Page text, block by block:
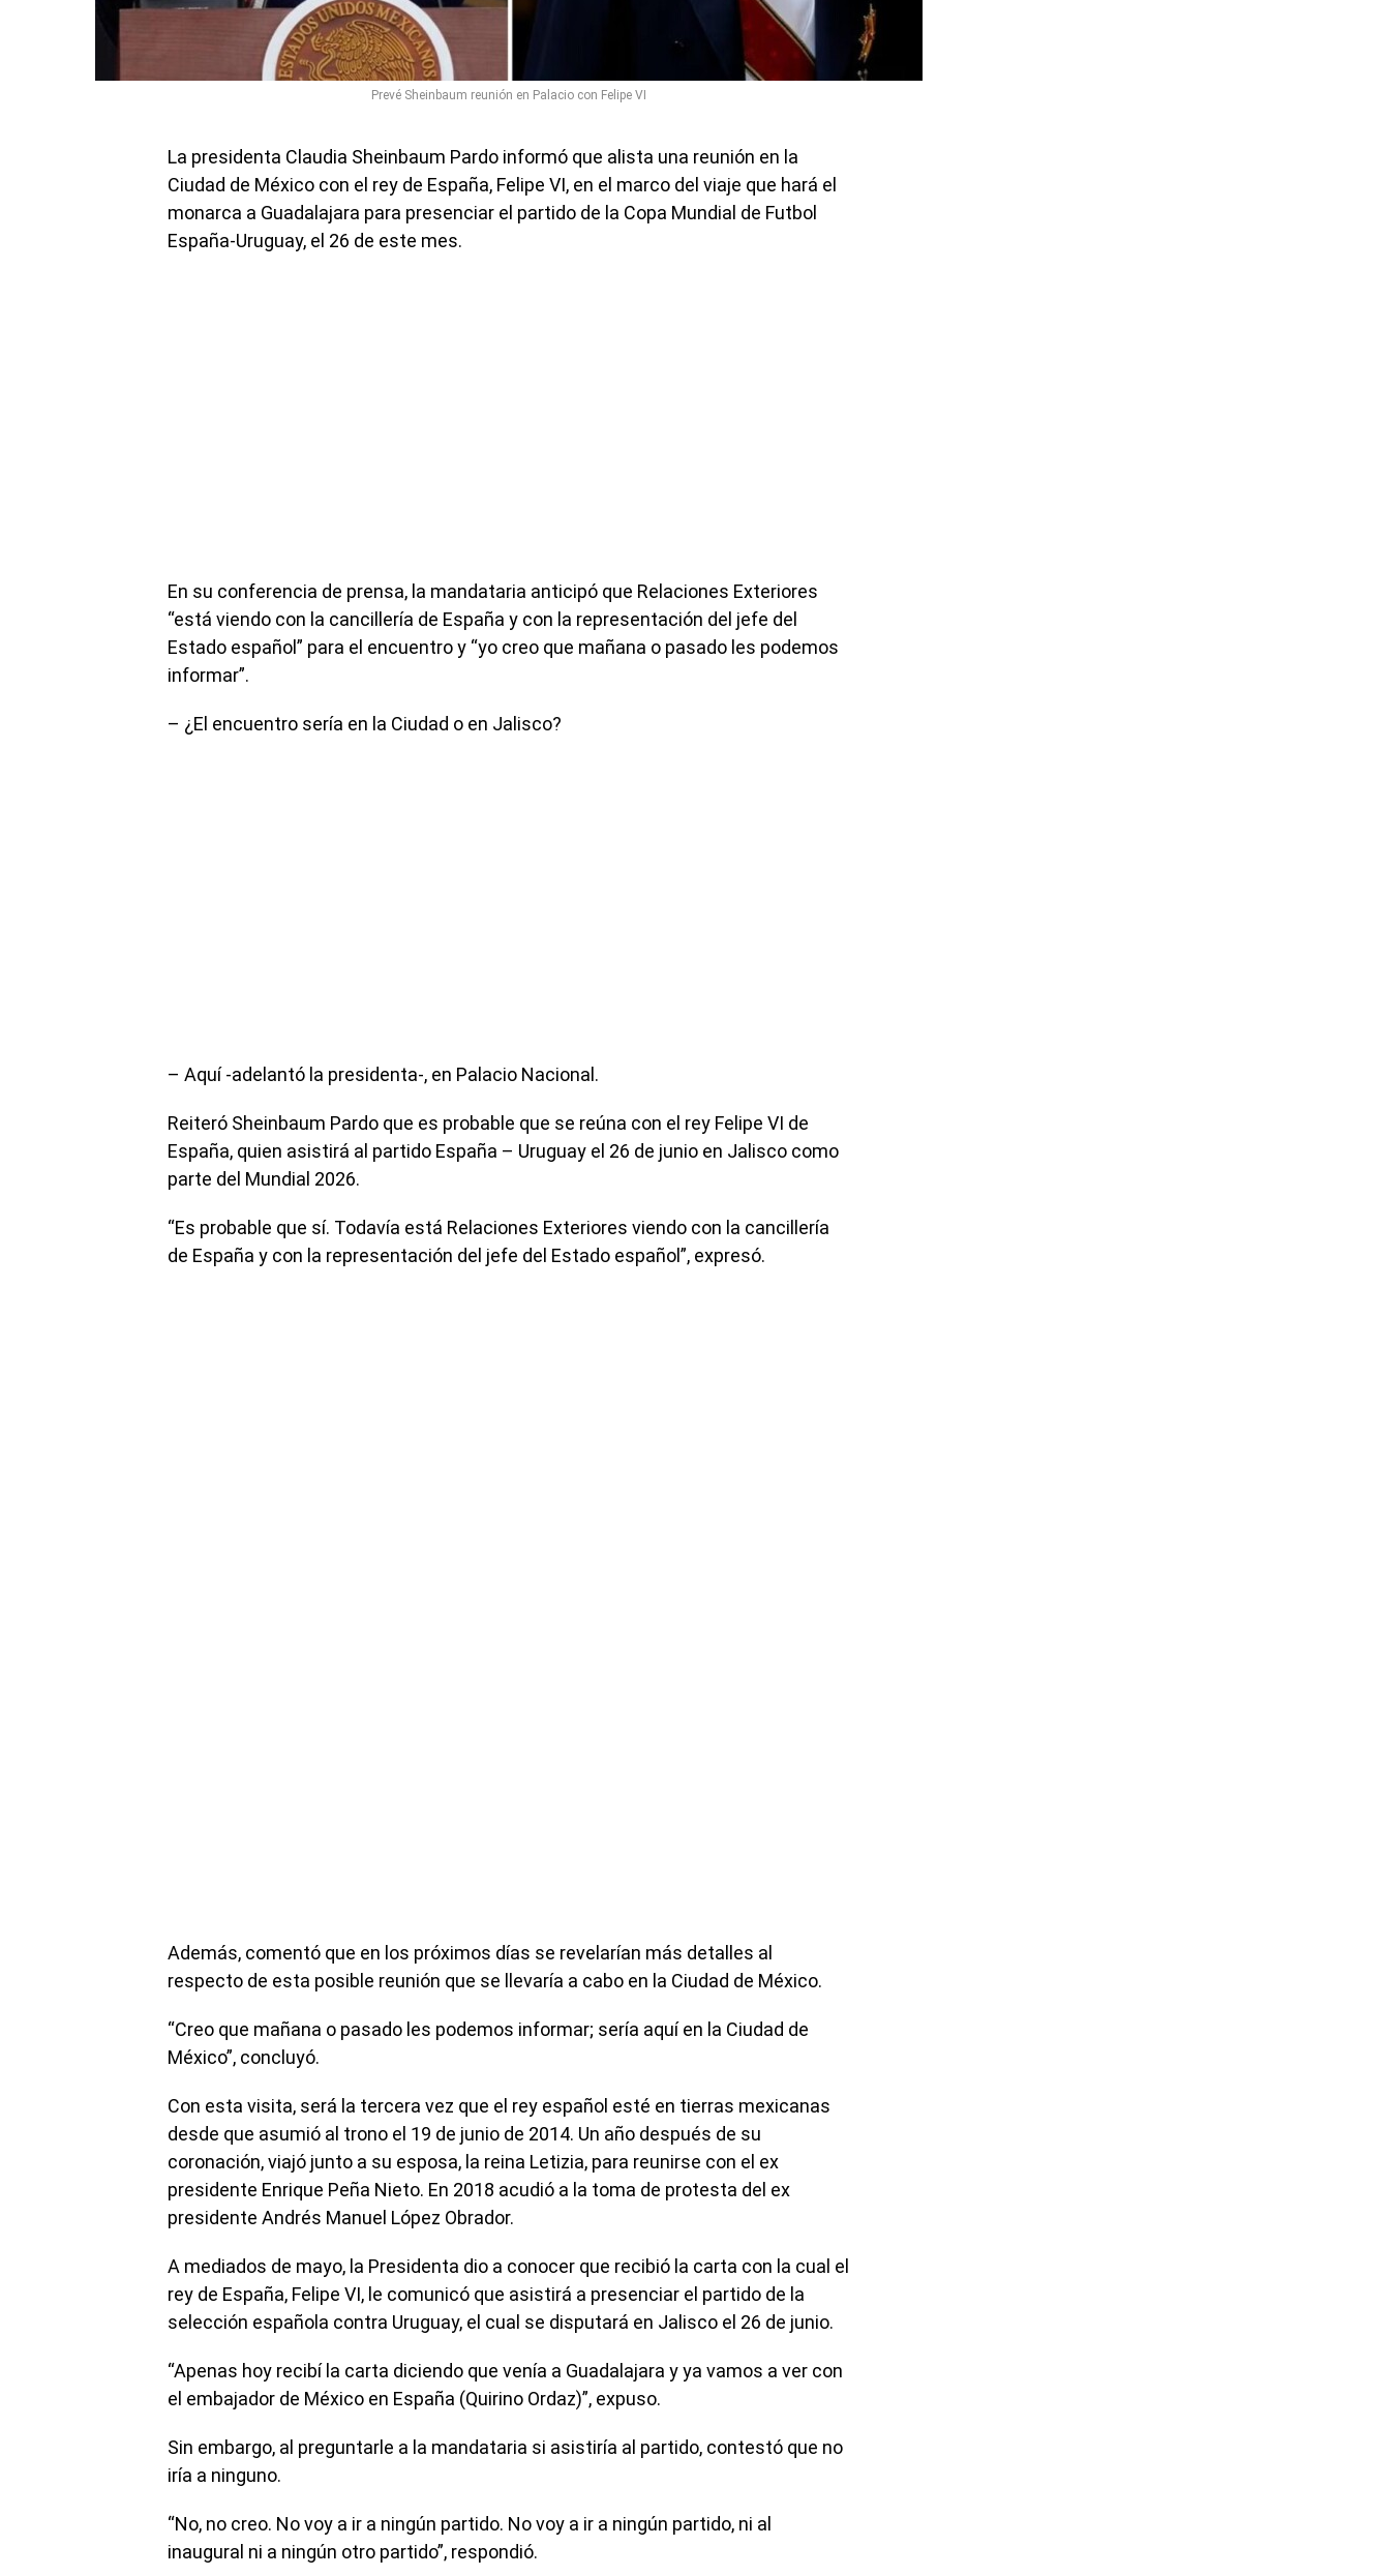
Prevé Sheinbaum reunión en Palacio con Felipe VI
La presidenta Claudia Sheinbaum Pardo informó que alista una reunión en la
Ciudad de México con el rey de España, Felipe VI, en el marco del viaje que hará el
monarca a Guadalajara para presenciar el partido de la Copa Mundial de Futbol
España-Uruguay, el 26 de este mes.
En su conferencia de prensa, la mandataria anticipó que Relaciones Exteriores
“está viendo con la cancillería de España y con la representación del jefe del
Estado español” para el encuentro y “yo creo que mañana o pasado les podemos
informar”.
– ¿El encuentro sería en la Ciudad o en Jalisco?
– Aquí -adelantó la presidenta-, en Palacio Nacional.
Reiteró Sheinbaum Pardo que es probable que se reúna con el rey Felipe VI de
España, quien asistirá al partido España – Uruguay el 26 de junio en Jalisco como
parte del Mundial 2026.
“Es probable que sí. Todavía está Relaciones Exteriores viendo con la cancillería
de España y con la representación del jefe del Estado español”, expresó.
Además, comentó que en los próximos días se revelarían más detalles al
respecto de esta posible reunión que se llevaría a cabo en la Ciudad de México.
“Creo que mañana o pasado les podemos informar; sería aquí en la Ciudad de
México”, concluyó.
Con esta visita, será la tercera vez que el rey español esté en tierras mexicanas
desde que asumió al trono el 19 de junio de 2014. Un año después de su
coronación, viajó junto a su esposa, la reina Letizia, para reunirse con el ex
presidente Enrique Peña Nieto. En 2018 acudió a la toma de protesta del ex
presidente Andrés Manuel López Obrador.
A mediados de mayo, la Presidenta dio a conocer que recibió la carta con la cual el
rey de España, Felipe VI, le comunicó que asistirá a presenciar el partido de la
selección española contra Uruguay, el cual se disputará en Jalisco el 26 de junio.
“Apenas hoy recibí la carta diciendo que venía a Guadalajara y ya vamos a ver con
el embajador de México en España (Quirino Ordaz)”, expuso.
Sin embargo, al preguntarle a la mandataria si asistiría al partido, contestó que no
iría a ninguno.
“No, no creo. No voy a ir a ningún partido. No voy a ir a ningún partido, ni al
inaugural ni a ningún otro partido”, respondió.